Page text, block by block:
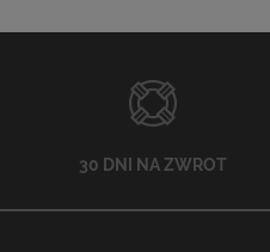
30 DNI NA ZWROT